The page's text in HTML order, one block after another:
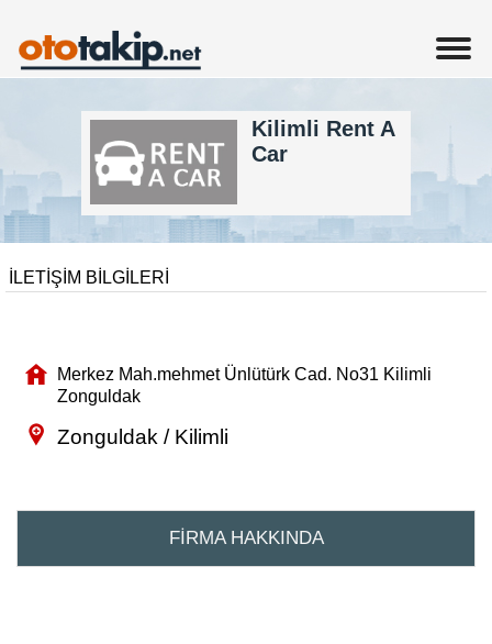
Kilimli Rent A
Car
İLETİŞİM BİLGİLERİ
Merkez Mah.mehmet Ünlütürk Cad. No31 Kilimli
Zonguldak
Zonguldak / Kilimli
FİRMA HAKKINDA